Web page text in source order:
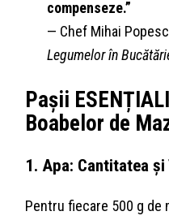
compenseze.”
— Chef Mihai
Legumelor în
Pașii
Boabelor de
1. Apa: Cantitatea
Pentru fiecare 500 g de